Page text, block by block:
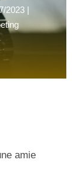
2023 |
amie